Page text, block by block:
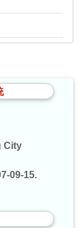
City
09-15.